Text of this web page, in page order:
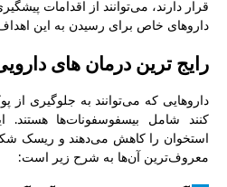
قرار دارند، می‌توانند از اقدامات
داروهای خاص برای رسیدن به این اهداف
رایج ترین درمان های
داروهایی که می‌توانند به جلوگیری از
کنند شامل بیسفوسفونات‌ها هستند.
استخوان را کاهش می‌دهند و ریسک
معروف‌ترین آن‌ها به شرح زیر است: